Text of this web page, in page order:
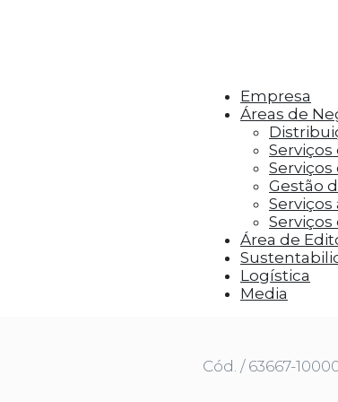
aos visitantes anúncios personalizados
Empresa
Áreas de
Serviços
Gestão
Área de
Logística
Media
Cód. / 63667-